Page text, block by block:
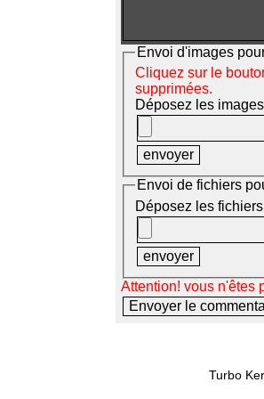
Envoi d'images
Cliquez sur le
supprimées.
Déposez les
Envoi de fichiers
Déposez les
Attention! vous n'êtes
Turbo